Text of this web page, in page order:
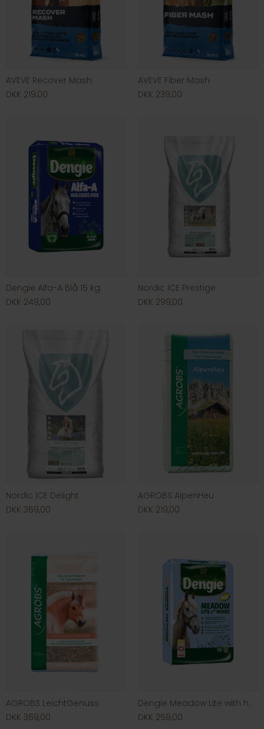
AVEVE Recover Mash
DKK 219,00
AVEVE Fiber Mash
DKK 239,00
Dengie Alfa-A Blå 15 kg.
DKK 249,00
Nordic ICE Prestige
DKK 299,00
Nordic ICE Delight
DKK 369,00
AGROBS AlpenHeu
DKK 219,00
AGROBS LeichtGenuss
DKK 369,00
Dengie Meadow Lite with herbs
DKK 259,00